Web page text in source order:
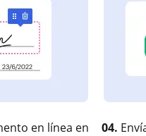
en línea en
04.